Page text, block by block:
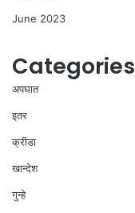
June 2023
Categories
अपघात
इतर
क्रीडा
खान्देश
गुन्हे